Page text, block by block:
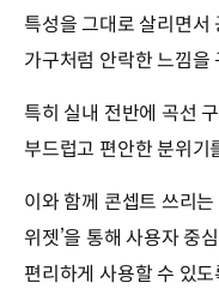
특성을 그대로 살리면서
가구처럼 안락한 느낌을
특히 실내 전반에 곡선
부드럽고 편안한 분위기
이와 함께 콘셉트 쓰리
위젯’을 통해 사용자 중
편리하게 사용할 수 있도